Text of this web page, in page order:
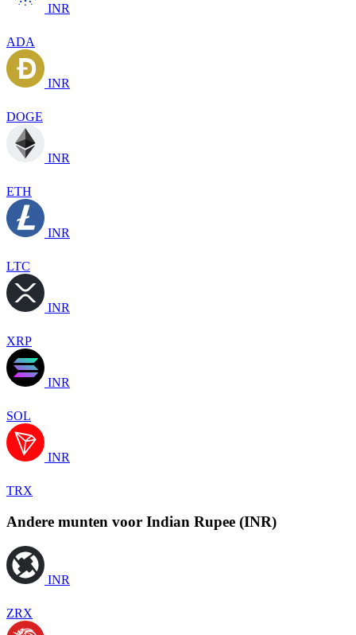
INR
ADA
INR
DOGE
INR
ETH
INR
LTC
INR
XRP
INR
SOL
INR
TRX
Andere munten voor Indian Rupee (INR)
INR
ZRX